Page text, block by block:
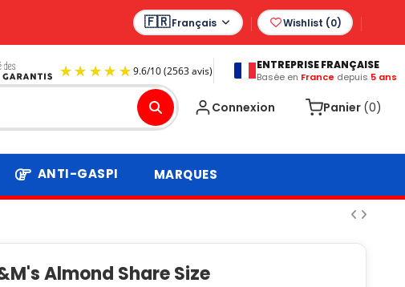
Français Wishlist (0)
9.6/10 (2563 avis)
ENTREPRISE FRANÇAISE
Basée en France depuis 5 ans
Connexion Panier (0)
ANTI-GASPI MARQUES
Almond Share Size